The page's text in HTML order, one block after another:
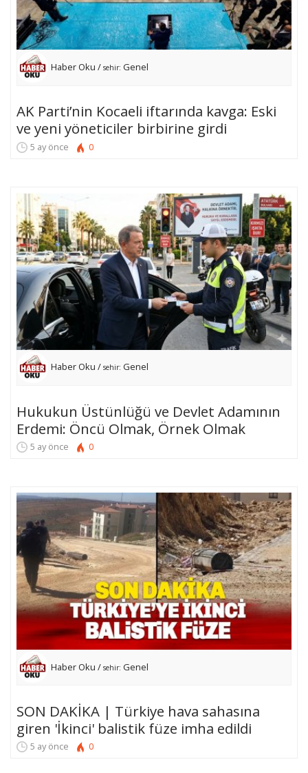
Haber Oku / sehir: Genel
AK Parti’nin Kocaeli iftarında kavga: Eski
ve yeni yöneticiler birbirine girdi
5 ay önce 0
Haber Oku / sehir: Genel
Hukukun Üstünlüğü ve Devlet Adamının
Erdemi: Öncü Olmak, Örnek Olmak
5 ay önce 0
Haber Oku / sehir: Genel
SON DAKİKA | Türkiye hava sahasına
giren 'İkinci' balistik füze imha edildi
5 ay önce 0